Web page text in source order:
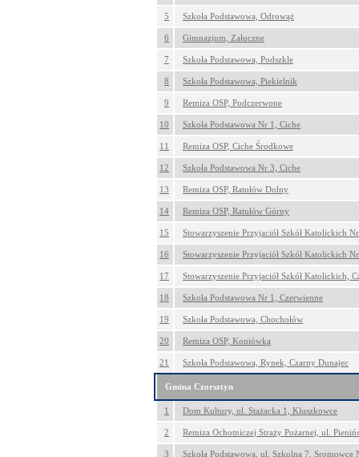
5 Szkoła Podstawowa, Odrowąż
6 Gimnazjum, Załuczne
7 Szkoła Podstawowa, Podszkle
8 Szkoła Podstawowa, Piekielnik
9 Remiza OSP, Podczerwone
10 Szkoła Podstawowa Nr 1, Ciche
11 Remiza OSP, Ciche Środkowe
12 Szkoła Podstawowa Nr 3, Ciche
13 Remiza OSP, Ratułów Dolny
14 Remiza OSP, Ratułów Górny
15 Stowarzyszenie Przyjaciół Szkół Katolickich
16 Stowarzyszenie Przyjaciół Szkół Katolickich
17 Stowarzyszenie Przyjaciół Szkół Katolickich,
18 Szkoła Podstawowa Nr 1, Czerwienne
19 Szkoła Podstawowa, Chochołów
20 Remiza OSP, Koniówka
21 Szkoła Podstawowa, Rynek, Czarny Dunajec
Gmina Czorsztyn
1 Dom Kultury, ul. Stażacka 1, Kluszkowce
2 Remiza Ochotniczej Straży Pożarnej, ul.
3 Szkoła Podstawowa, ul. Szkolna 7, Sromowce